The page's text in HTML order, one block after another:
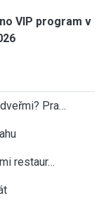
VIP program v
Pra…
restaur…